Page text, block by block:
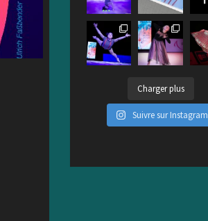
Charger plus
Suivre sur Instagram